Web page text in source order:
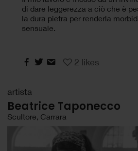
di dare leggerezza a ciò che è
la dura pietra per renderla
sensuale.
2 likes
artista
Beatrice Taponecco
Scultore, Carrara